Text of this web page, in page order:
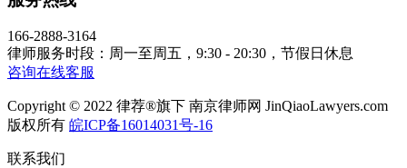
166-2888-3164
律师服务时段：周一至周五，9:30 - 20:30，节假日休息
咨询在线客服
Copyright © 2022 律荐®旗下 南京律师网 JinQiaoLawyers.com
版权所有 皖ICP备16014031号-16
联系我们